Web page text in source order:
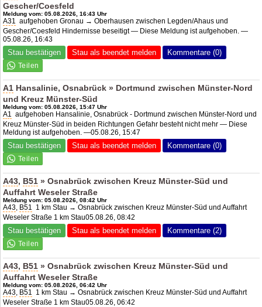
Gescher/Coesfeld
Meldung vom: 05.08.2026, 16:43 Uhr
A31 aufgehoben Gronau → Oberhausen zwischen Legden/Ahaus und
Gescher/Coesfeld Hindernisse beseitigt — Diese Meldung ist aufgehoben. —
05.08.26, 16:43
Stau bestätigen Stau als beendet melden Kommentare (0)
A1 Hansalinie, Osnabrück » Dortmund zwischen Münster-Nord
und Kreuz Münster-Süd
Meldung vom: 05.08.2026, 15:47 Uhr
A1 aufgehoben Hansalinie, Osnabrück - Dortmund zwischen Münster-Nord und
Kreuz Münster-Süd in beiden Richtungen Gefahr besteht nicht mehr — Diese
Meldung ist aufgehoben. —05.08.26, 15:47
Stau bestätigen Stau als beendet melden Kommentare (0)
A43, B51 » Osnabrück zwischen Kreuz Münster-Süd und
Auffahrt Weseler Straße
Meldung vom: 05.08.2026, 08:42 Uhr
A43, B51 1 km Stau → Osnabrück zwischen Kreuz Münster-Süd und Auffahrt
Weseler Straße 1 km Stau05.08.26, 08:42
Stau bestätigen Stau als beendet melden Kommentare (2)
A43, B51 » Osnabrück zwischen Kreuz Münster-Süd und
Auffahrt Weseler Straße
Meldung vom: 05.08.2026, 06:42 Uhr
A43, B51 1 km Stau → Osnabrück zwischen Kreuz Münster-Süd und Auffahrt
Weseler Straße 1 km Stau05.08.26, 06:42